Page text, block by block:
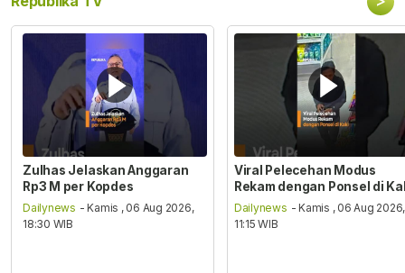
Zulhas Jelaskan Anggaran
Rp3 M per Kopdes
Dailynews - Kamis , 06 Aug 2026,
18:30 WIB
Viral Pelecehan Modus
Rekam dengan Ponsel di
Dailynews - Kamis , 06 Aug 2026,
11:15 WIB